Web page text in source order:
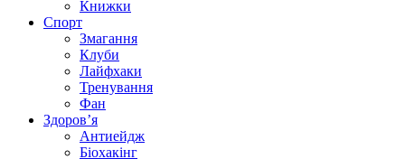
Книжки
Спорт
Змагання
Клуби
Лайфхаки
Тренування
Фан
Здоров’я
Антиейдж
Біохакінг